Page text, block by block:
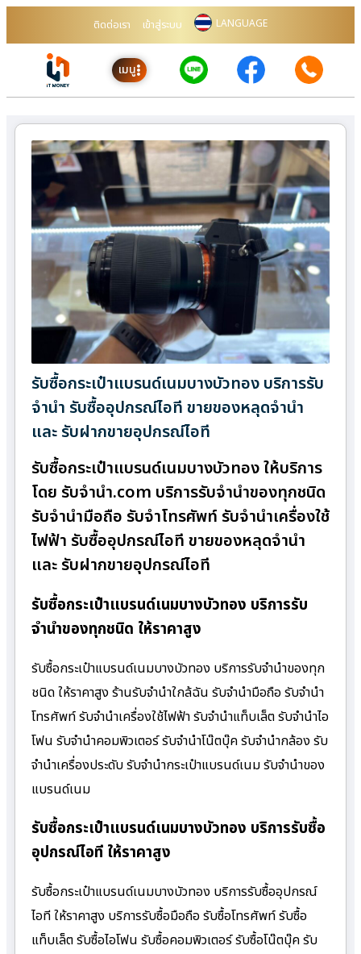
ติดต่อเรา เข้าสู่ระบบ LANGUAGE
เมนู
รับซื้อกระเป๋าแบรนด์เนมบางบัวทอง บริการรับ
จำนำ รับซื้ออุปกรณ์ไอที ขายของหลุดจำนำ
และ รับฝากขายอุปกรณ์ไอที
รับซื้อกระเป๋าแบรนด์เนมบางบัวทอง ให้บริการ
โดย รับจํานํา.com บริการรับจำนำของทุกชนิด
รับจำนำมือถือ รับจำโทรศัพท์ รับจำนำเครื่องใช้
ไฟฟ้า รับซื้ออุปกรณ์ไอที ขายของหลุดจำนำ
และ รับฝากขายอุปกรณ์ไอที
รับซื้อกระเป๋าแบรนด์เนมบางบัวทอง บริการรับ
จำนำของทุกชนิด ให้ราคาสูง
รับซื้อกระเป๋าแบรนด์เนมบางบัวทอง บริการรับจำนำของทุก
ชนิด ให้ราคาสูง ร้านรับจํานําใกล้ฉัน รับจำนำมือถือ รับจำนำ
โทรศัพท์ รับจำนำเครื่องใช้ไฟฟ้า รับจำนำแท็บเล็ต รับจำนำไอ
โฟน รับจำนำคอมพิวเตอร์ รับจำนำโน๊ตบุ๊ค รับจำนำกล้อง รับ
จำนำเครื่องประดับ รับจำนำกระเป๋าแบรนด์เนม รับจำนำของ
แบรนด์เนม
รับซื้อกระเป๋าแบรนด์เนมบางบัวทอง บริการรับซื้อ
อุปกรณ์ไอที ให้ราคาสูง
รับซื้อกระเป๋าแบรนด์เนมบางบัวทอง บริการรับซื้ออุปกรณ์
ไอที ให้ราคาสูง บริการรับซื้อมือถือ รับซื้อโทรศัพท์ รับซื้อ
แท็บเล็ต รับซื้อไอโฟน รับซื้อคอมพิวเตอร์ รับซื้อโน๊ตบุ๊ค รับ